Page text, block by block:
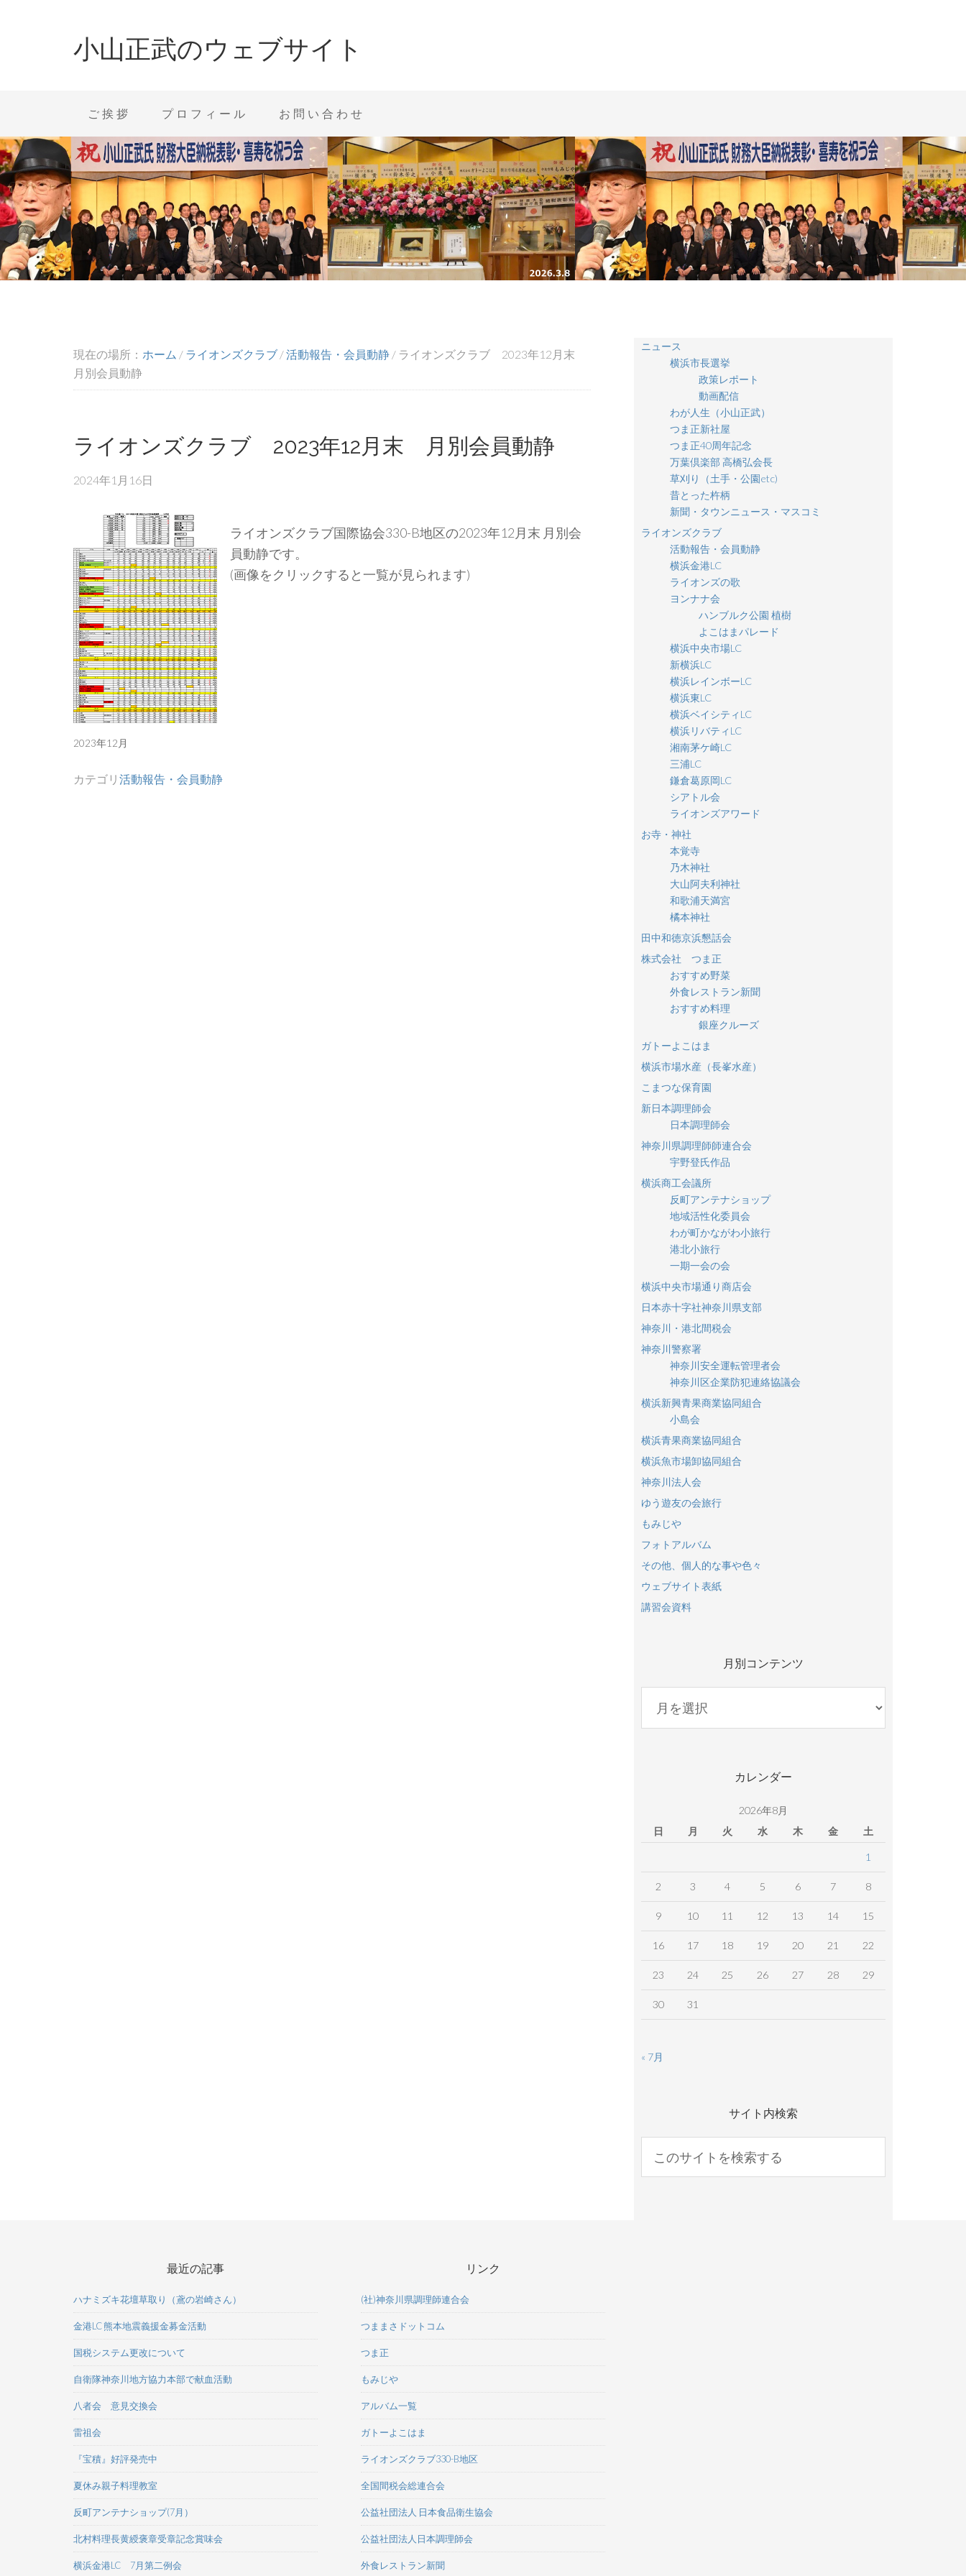
小山正武のウェブサイト
ご挨拶 プロフィール お問い合わせ
現在の場所： ホーム / ライオンズクラブ /活動報告・会員動静 / ライオンズクラブ 2023年12月末
月別会員動静
ライオンズクラブ 2023年12月末 月別会員動静
2024年1月16日
2023年12月
ライオンズクラブ国際協会330-B地区の2023年12月末 月別会
員動静です。
(画像をクリックすると一覧が見られます)
カテゴリ 活動報告・会員動静
ニュース
横浜市長選挙
政策レポート
動画配信
わが人生（小山正武）
つま正新社屋
つま正40周年記念
万葉倶楽部 高橋弘会長
草刈り（土手・公園etc)
昔とった杵柄
新聞・タウンニュース・マスコミ
ライオンズクラブ
活動報告・会員動静
横浜金港LC
ライオンズの歌
ヨンナナ会
ハンブルク公園 植樹
よこはまパレード
横浜中央市場LC
新横浜LC
横浜レインボーLC
横浜東LC
横浜ベイシティLC
横浜リバティLC
湘南茅ケ崎LC
三浦LC
鎌倉葛原岡LC
シアトル会
ライオンズアワード
お寺・神社
本覚寺
乃木神社
大山阿夫利神社
和歌浦天満宮
橘本神社
田中和徳京浜懇話会
株式会社 つま正
おすすめ野菜
外食レストラン新聞
おすすめ料理
銀座クルーズ
ガトーよこはま
横浜市場水産（長峯水産）
こまつな保育園
新日本調理師会
日本調理師会
神奈川県調理師師連合会
宇野登氏作品
横浜商工会議所
反町アンテナショップ
地域活性化委員会
わが町かながわ小旅行
港北小旅行
一期一会の会
横浜中央市場通り商店会
日本赤十字社神奈川県支部
神奈川・港北間税会
神奈川警察署
神奈川安全運転管理者会
神奈川区企業防犯連絡協議会
横浜新興青果商業協同組合
小島会
横浜青果商業協同組合
横浜魚市場卸協同組合
神奈川法人会
ゆう遊友の会旅行
もみじや
フォトアルバム
その他、個人的な事や色々
ウェブサイト表紙
講習会資料
月別コンテンツ
コ
カレンダー
2026年8月
日
月 火 水 木 金 土
1
2 3 4 5 6 7 8
9 10 11 12 13 14 15
16 17 18 19 20 21 22
23 24 25 26 27 28 29
30 31
« 7月
サイト内検索
最近の記事
ハナミズキ花壇草取り（鳶の岩崎さん）
金港LC 熊本地震義援金募金活動
国税システム更改について
自衛隊神奈川地方協力本部で献血活動
八者会 意見交換会
雷祖会
『宝積』好評発売中
夏休み親子料理教室
反町アンテナショップ(7月）
北村料理長黄綬褒章受章記念賞味会
横浜金港LC 7月第二例会
リンク
(社)神奈川県調理師連合会
つままさドットコム
つま正
もみじや
アルバム一覧
ガトーよこはま
ライオンズクラブ330-B地区
全国間税会総連合会
公益社団法人 日本食品衛生協会
公益社団法人日本調理師会
外食レストラン新聞